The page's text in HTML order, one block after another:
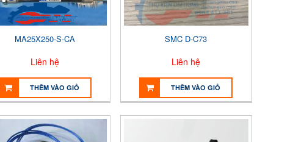
MA25X250-S-CA
Liên hệ
THÊM VÀO GIỎ
SMC D-C73
Liên hệ
THÊM VÀO GIỎ